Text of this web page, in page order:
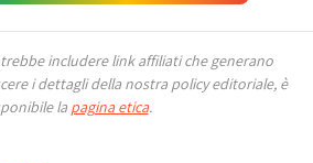
includere link affiliati che generano
i dettagli della nostra policy editoriale, è
la pagina etica.